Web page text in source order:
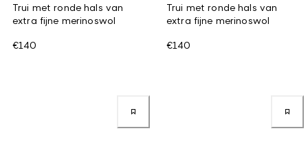
Trui met ronde hals van
extra fijne merinoswol
€140
Trui met ronde hals van
extra fijne merinoswol
€140